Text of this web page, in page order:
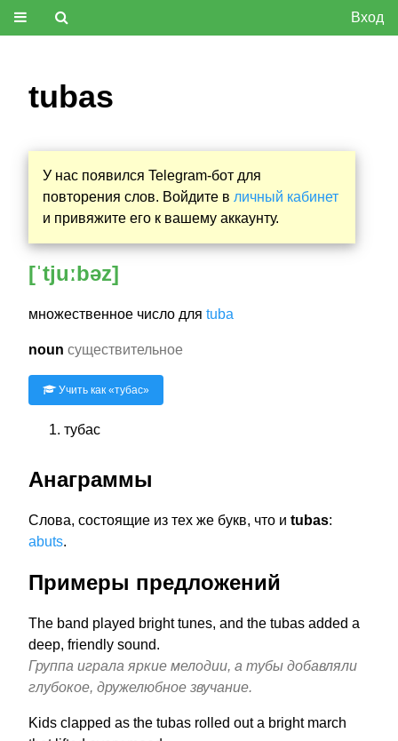
Вход
tubas
У нас появился Telegram-бот для
повторения слов. Войдите в личный кабинет
и привяжите его к вашему аккаунту.
[ˈtjuːbəz]
множественное число для tuba
noun существительное
Учить как «тубас»
тубас
Анаграммы
Слова, состоящие из тех же букв, что и tubas:
abuts.
Примеры предложений
The band played bright tunes, and the tubas added a
deep, friendly sound.
Группа играла яркие мелодии, а тубы добавляли
глубокое, дружелюбное звучание.
Kids clapped as the tubas rolled out a bright march